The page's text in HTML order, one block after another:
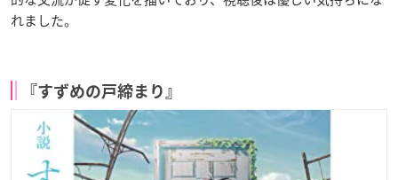
れました。
『すずめの戸締まり』